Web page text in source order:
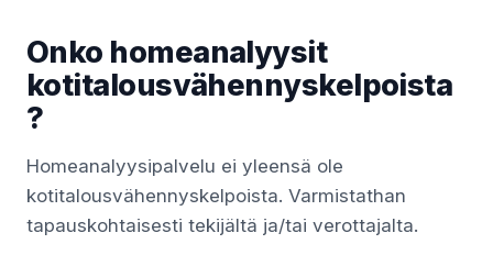
Onko homeanalyysit
kotitalousvähennyskelpoista
?
Homeanalyysipalvelu ei yleensä ole
kotitalousvähennyskelpoista. Varmistathan
tapauskohtaisesti tekijältä ja/tai verottajalta.